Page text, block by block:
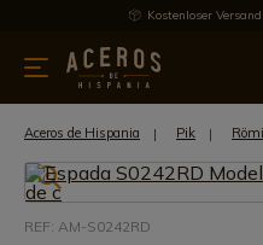
Kostenloser
Bietet
Aceros de Hispania Pik
REF: AM-S0242RD